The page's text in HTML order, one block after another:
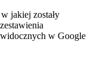
jakiej zostały
w Google